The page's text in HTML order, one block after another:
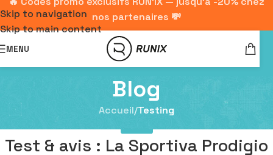
Skip to navigation
Skip to main content
nos partenaires 💸
MENU
Blog
Accueil/Testing
Test & avis : La Sportiva Prodigio